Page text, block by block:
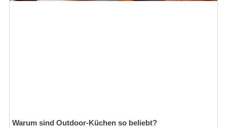
Warum sind Outdoor-Küchen so beliebt?